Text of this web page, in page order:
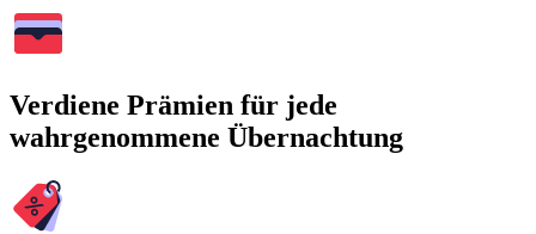
Verdiene Prämien für jede
wahrgenommene Übernachtung